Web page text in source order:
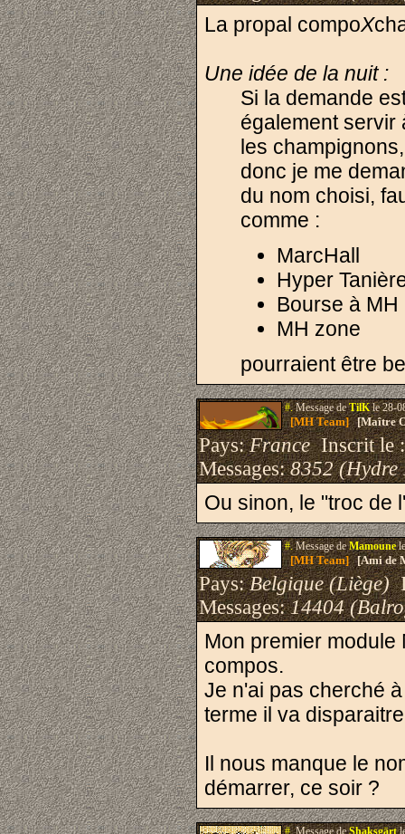
La propal compoX
Une idée de la nuit :
Si la demande
également servir
les
donc je me
du nom choisi,
comme :
MarcHall
Hyper
Bourse à MH
MH zone
pourraient être
#.Message deTilKle 28-
[MH Team][Maître
Pays:FranceInscrit le
Messages:8352 (Hydre
Ou sinon, le "troc de
#.Message deMamoune
[MH Team][Ami de
Pays:Belgique (Liège)
Messages:14404
Mon premier
compos.
Je n'ai pas cherché
terme il va
Il nous manque le
démarrer, ce soir ?
#.Message deShaksgärt